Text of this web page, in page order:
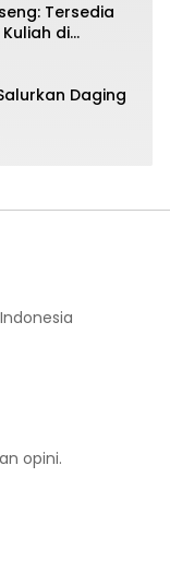
Tersedia
di
Daging
opini.